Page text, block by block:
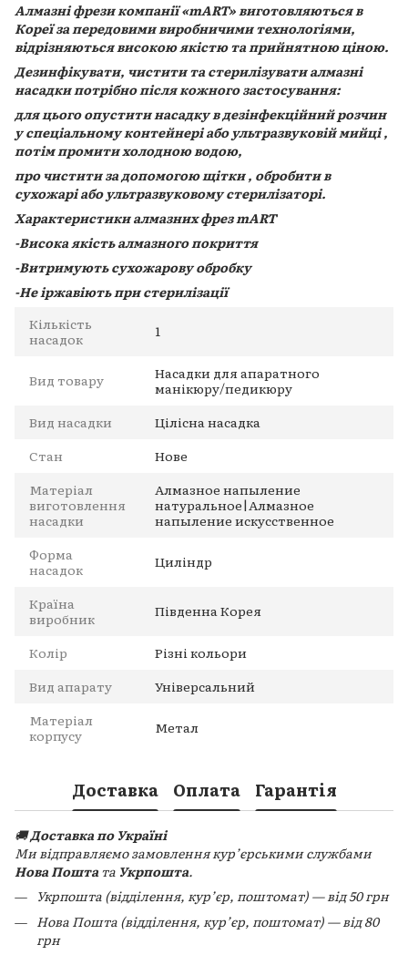
Алмазні фрези компанії «mART» виготовляються в
Кореї за передовими виробничими технологіями,
відрізняються високою якістю та прийнятною ціною.
Дезинфікувати, чистити та стерилізувати алмазні
насадки потрібно після кожного застосування:
для цього опустити насадку в дезінфекційний розчин
у спеціальному контейнері або ультразвуковій мийці ,
потім промити холодною водою,
про чистити за допомогою щітки , обробити в
сухожарі або ультразвуковому стерилізаторі.
Характеристики алмазних фрез mART
-Висока якість алмазного покриття
-Витримують сухожарову обробку
-Не іржавіють при стерилізації
Кількість
насадок
1
Вид товару
Насадки для апаратного
манікюру/педикюру
Вид насадки
Цілісна насадка
Стан
Нове
Матеріал
виготовлення
насадки
Алмазное напыление
натуральное|Алмазное
напыление искусственное
Форма
насадок
Циліндр
Країна
виробник
Південна Корея
Колір
Різні кольори
Вид апарату
Універсальний
Матеріал
корпусу
Метал
Доставка Оплата Гарантія
🚚Доставка по Україні
Ми відправляємо замовлення кур’єрськими службами
Нова Поштата Укрпошта.
Укрпошта (відділення, кур’єр, поштомат) — від 50 грн
Нова Пошта (відділення, кур’єр, поштомат) — від 80
грн